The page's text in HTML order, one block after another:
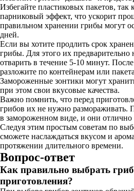
Избегайте пластиковых пакетов, так
парниковый эффект, что ускорит
правильном хранении грибы могут
дней.
Если вы хотите продлить срок
грибы. Для этого их предварительно
отварить в течение 5-10 минут.
разложите по контейнерам или
Замороженные зонтики могут
при этом свои вкусовые качества.
Важно помнить, что перед
грибов их не нужно размораживать.
в замороженном виде, и они
Следуя этим простым советам по
сможете наслаждаться вкусом и
протяжении длительного времени.
Вопрос-ответ
Как правильно выбрать
приготовления?